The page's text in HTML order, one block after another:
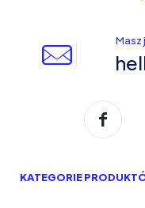
Masz
KATEGORIE